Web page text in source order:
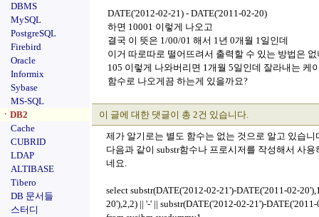
DBMS
MySQL
PostgreSQL
Firebird
Oracle
Informix
Sybase
MS-SQL
ㆍDB2
Cache
CUBRID
LDAP
ALTIBASE
Tibero
DB 문서들
스터디
DATE('2012-02-21) - DATE('2011-02-20)
하면 10001 이렇게 나오고
결국 이 뜻은 1/00/01 해서 1년 0개월 1일인데
이거 따로따로 떨어뜨려서 출력할 수 있는 방법은 없
105 이렇게 나와버리면 1개월 5일인데 잘라내는 케
함수로 나오게끔 하는게 있을까요?
이 글에 대한 댓글이 총 2건 있습니다.
제가 알기로는 별도 함수는 없는 것으로 알고 있습니
다음과 같이 substr함수나 프로시저를 작성해서 사
네요.
select substr(DATE('2012-02-21')-DATE('2011-02-
20'),2,2) || '-' || substr(DATE('2012-02-21')-